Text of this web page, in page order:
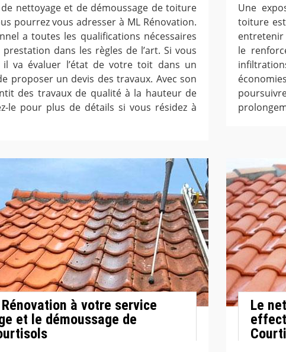
nettoyage et de démoussage de toiture
pourrez vous adresser à ML Rénovation.
a toutes les qualifications nécessaires
dans les règles de l’art. Si vous
il va évaluer l’état de votre toit dans un
proposer un devis des travaux. Avec son
des travaux de qualité à la hauteur de
le pour plus de détails si vous résidez à
Une
toiture
entretenir
le
Rénovation à votre service
et le démoussage de
Le